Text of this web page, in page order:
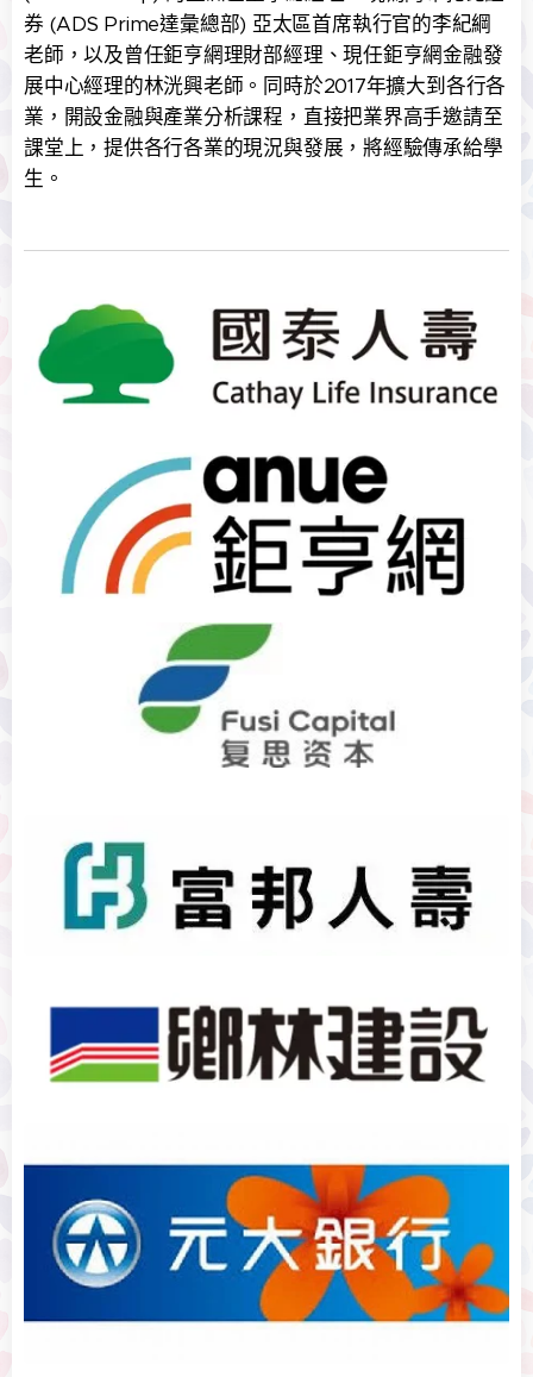
券 (ADS Prime達彙總部) 亞太區首席執行官的李紀綱
老師，以及曾任鉅亨網理財部經理、現任鉅亨網金融發
展中心經理的林洸興老師。同時於2017年擴大到各行各
業，開設金融與產業分析課程，直接把業界高手邀請至
課堂上，提供各行各業的現況與發展，將經驗傳承給學
生。